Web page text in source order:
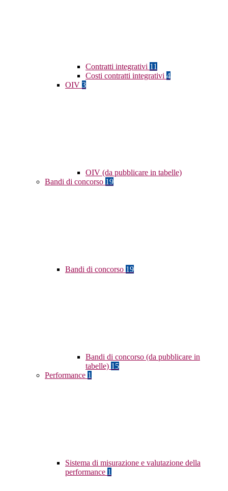
Contratti integrativi 11
Costi contratti integrativi 4
OIV 3
OIV (da pubblicare in tabelle)
Bandi di concorso 19
Bandi di concorso 19
Bandi di concorso (da pubblicare in
tabelle) 15
Performance 1
Sistema di misurazione e valutazione della
performance 1